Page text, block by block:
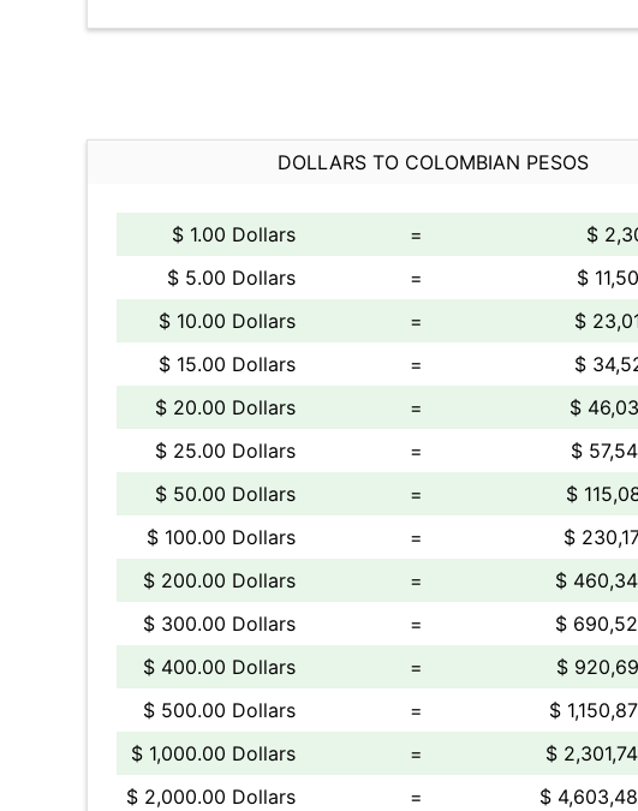
DOLLARS TO COLOMBIAN PESOS
$ 1.00 Dollars =
$
$ 5.00 Dollars
=
$
$ 10.00 Dollars
=
$
$ 15.00 Dollars
=
$
$ 20.00 Dollars
=
$
$ 25.00 Dollars
=
$
$ 50.00 Dollars
=
$
$ 100.00 Dollars
=
$
$ 200.00 Dollars
=
$
$ 300.00 Dollars
=
$
$ 400.00 Dollars
=
$
$ 500.00 Dollars
=
$
$ 1,000.00 Dollars
=
$
$ 2,000.00 Dollars
= $